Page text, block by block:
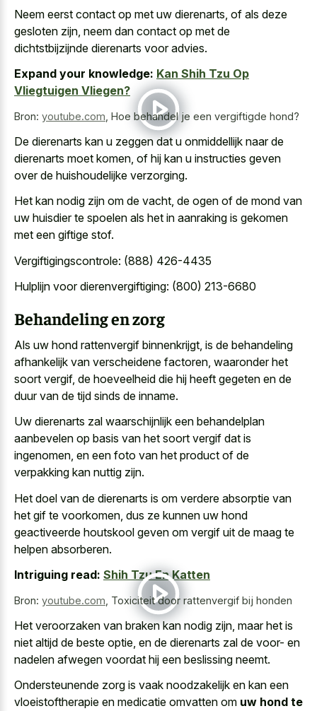
Neem eerst contact op met uw dierenarts, of als deze
gesloten zijn, neem dan contact op met de
dichtstbijzijnde dierenarts voor advies.
Expand your knowledge: Kan Shih Tzu Op
Vliegtuigen Vliegen?
Bron: youtube.com Hoe behandel je een vergiftigde hond?
De dierenarts kan u zeggen dat u onmiddellijk naar de
dierenarts moet komen, of hij kan u instructies geven
over de huishoudelijke verzorging.
Het kan nodig zijn om de vacht, de ogen of de mond van
uw huisdier te spoelen als het in aanraking is gekomen
met een giftige stof.
Vergiftigingscontrole: (888) 426-4435
Hulplijn voor dierenvergiftiging: (800) 213-6680
Behandeling en zorg
Als uw hond rattenvergif binnenkrijgt, is de behandeling
afhankelijk van verscheidene factoren, waaronder het
soort vergif, de hoeveelheid die hij heeft gegeten en de
duur van de tijd sinds de inname.
Uw dierenarts zal waarschijnlijk een behandelplan
aanbevelen op basis van het soort vergif dat is
ingenomen, en een foto van het product of de
verpakking kan nuttig zijn.
Het doel van de dierenarts is om verdere absorptie van
het gif te voorkomen, dus ze kunnen uw hond
geactiveerde houtskool geven om vergif uit de maag te
helpen absorberen.
Intriguing read: Shih Tzu En Katten
Bron: youtube.com Toxiciteit door rattenvergif bij honden
Het veroorzaken van braken kan nodig zijn, maar het is
niet altijd de beste optie, en de dierenarts zal de voor- en
nadelen afwegen voordat hij een beslissing neemt.
Ondersteunende zorg is vaak noodzakelijk en kan een
vloeistoftherapie en medicatie omvatten om uw hond te